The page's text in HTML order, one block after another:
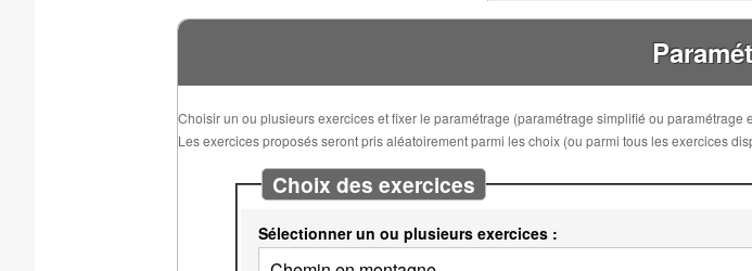
Choisir un ou plusieurs exercices et fixer le paramétrage (paramétrage simplifié ou paramétrage
Les exercices proposés seront pris aléatoirement parmi les choix (ou parmi tous les exercices
Choix des exercices
Sélectionner un ou plusieurs exercices :